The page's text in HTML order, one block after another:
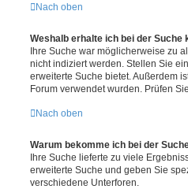
Nach oben
Weshalb erhalte ich bei der Suche
Ihre Suche war möglicherweise zu
nicht indiziert werden. Stellen Sie
erweiterte Suche bietet. Außerdem
Forum verwendet wurden. Prüfen
Nach oben
Warum bekomme ich bei der
Ihre Suche lieferte zu viele
erweiterte Suche und geben Sie
verschiedene Unterforen.